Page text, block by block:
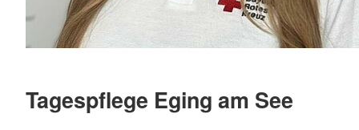
Tagespflege Eging am See